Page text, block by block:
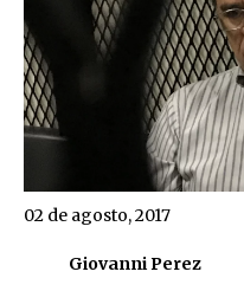
Giovanni Perez
02 de agosto, 2017